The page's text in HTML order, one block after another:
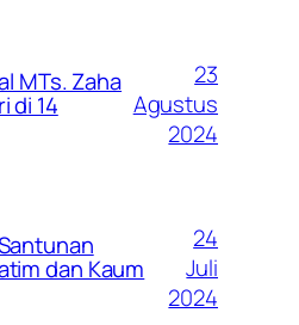
MTs. Zaha
di 14
23
Agustus
2024
dan Kaum
24
Juli
2024